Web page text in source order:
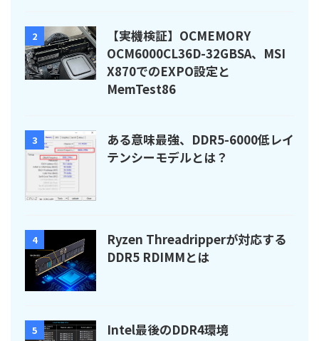
2
【実機検証】OCMEMORY
OCM6000CL36D-32GBSA、MSI
X870でのEXPO設定と
MemTest86
3
ある意味最強、DDR5-6000低レイ
テンシーモデルとは？
4
Ryzen Threadripperが対応する
DDR5 RDIMMとは
5
Intel最後のDDR4環境